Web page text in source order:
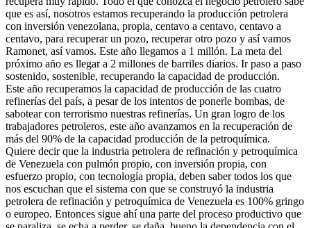
que es así, nosotros estamos recuperando la producción petrolera
con inversión venezolana, propia, centavo a centavo, centavo a
centavo, para recuperar un pozo, recuperar otro pozo y así vamos
Ramonet, así vamos. Este año llegamos a 1 millón. La meta del
próximo año es llegar a 2 millones de barriles diarios. Ir paso a paso
sostenido, sostenible, recuperando la capacidad de producción.
Este año recuperamos la capacidad de producción de las cuatro
refinerías del país, a pesar de los intentos de ponerle bombas, de
sabotear con terrorismo nuestras refinerías. Un gran logro de los
trabajadores petroleros, este año avanzamos en la recuperación de
más del 90% de la capacidad producción de la petroquímica.
Quiere decir que la industria petrolera de refinación y petroquímica
de Venezuela con pulmón propio, con inversión propia, con
esfuerzo propio, con tecnología propia, deben saber todos los que
nos escuchan que el sistema con que se construyó la industria
petrolera de refinación y petroquímica de Venezuela es 100% gringo
o europeo. Entonces sigue ahí una parte del proceso productivo que